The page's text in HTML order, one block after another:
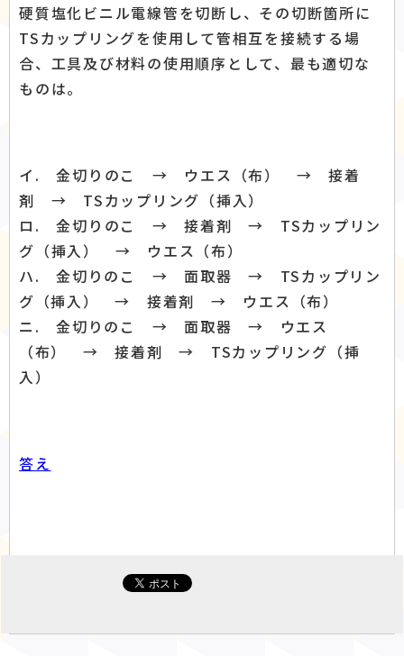
硬質塩化ビニル電線管を切断し、その切断箇所に
TSカップリングを使用して管相互を接続する場
合、工具及び材料の使用順序として、最も適切な
ものは。
イ. 金切りのこ → ウエス（布） → 接着
剤 → TSカップリング（挿入）
ロ. 金切りのこ → 接着剤 → TSカップリン
グ（挿入） → ウエス（布）
ハ. 金切りのこ → 面取器 → TSカップリン
グ（挿入） → 接着剤 → ウエス（布）
ニ. 金切りのこ → 面取器 → ウエス
（布） → 接着剤 → TSカップリング（挿
入）
答え